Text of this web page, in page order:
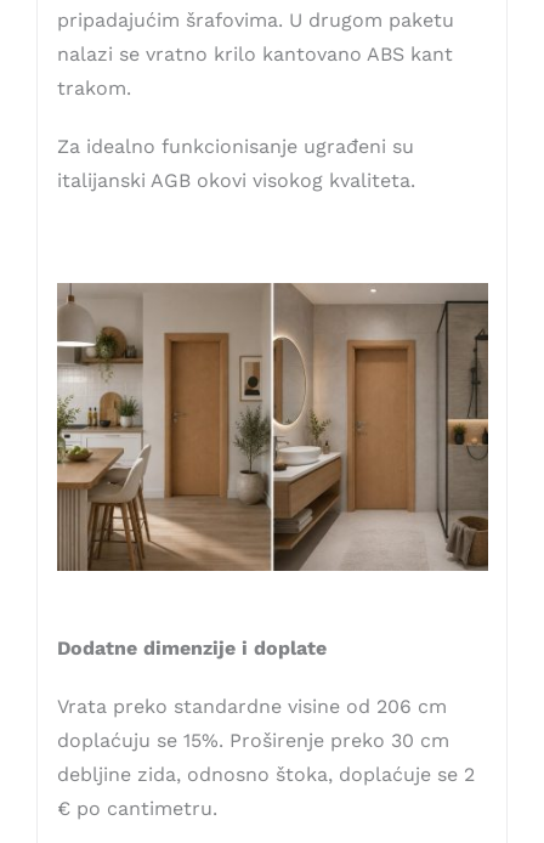
pripadajućim šrafovima. U drugom paketu
nalazi se vratno krilo kantovano ABS kant
trakom.
Za idealno funkcionisanje ugrađeni su
italijanski AGB okovi visokog kvaliteta.
Dodatne dimenzije i doplate
Vrata preko standardne visine od 206 cm
doplaćuju se 15%. Proširenje preko 30 cm
debljine zida, odnosno štoka, doplaćuje se 2
€ po cantimetru.